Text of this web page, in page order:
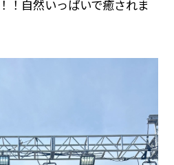
！自然いっぱいで癒されま